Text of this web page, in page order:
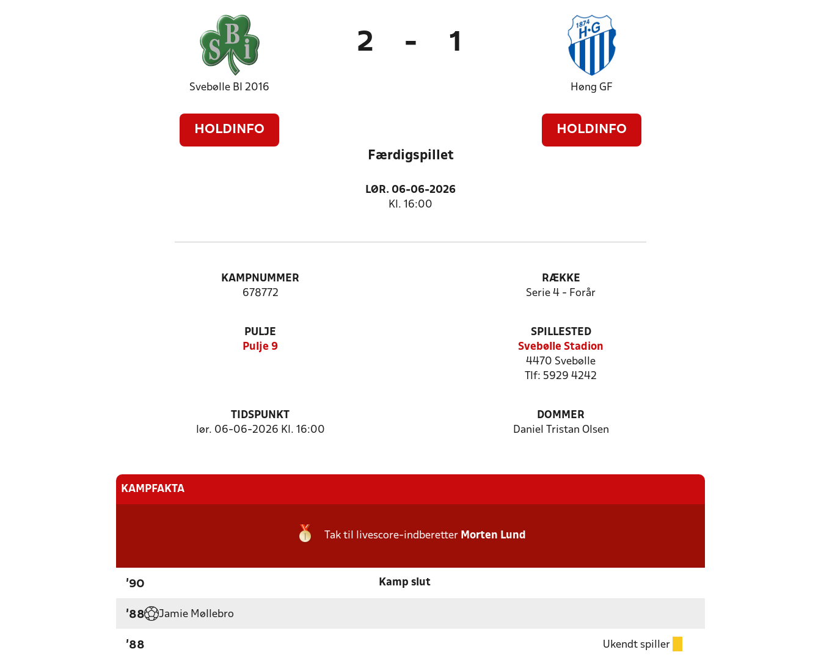
Svebølle BI 2016
HOLDINFO
2 - 1
Høng GF
HOLDINFO
Færdigspillet
LØR. 06-06-2026
Kl. 16:00
KAMPNUMMER
678772
RÆKKE
Serie 4 - Forår
PULJE
Pulje 9
SPILLESTED
Svebølle Stadion
4470 Svebølle
Tlf: 5929 4242
TIDSPUNKT
lør. 06-06-2026 Kl. 16:00
DOMMER
Daniel Tristan Olsen
KAMPFAKTA
Tak til livescore-indberetter Morten Lund
'90 Kamp slut
'88 Jamie Møllebro
'88 Ukendt spiller